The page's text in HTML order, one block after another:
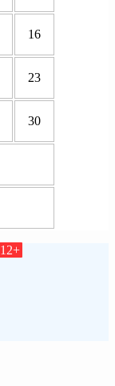
16
23
30
12+